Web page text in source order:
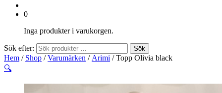
0
Inga produkter i varukorgen.
Sök efter: Sök
Hem / Shop /Varumärken / Arimi / Topp Olivia black
🔍